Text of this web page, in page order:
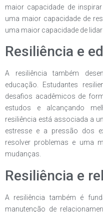
maior capacidade de
uma maior capacidade de
uma maior capacidade de
Resiliência e
A resiliência também
educação. Estudantes
desafios acadêmicos de
estudos e alcançando
resiliência está associada a
estresse e a pressão dos
resolver problemas e uma
mudanças.
Resiliência e
A resiliência também é
manutenção de